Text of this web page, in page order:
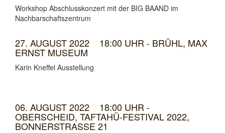
Workshop Abschlusskonzert mit der BIG BAAND im
Nachbarschaftszentrum
27. AUGUST 2022 18:00 UHR - BRÜHL, MAX
ERNST MUSEUM
Karin Kneffel Ausstellung
06. AUGUST 2022 18:00 UHR -
OBERSCHEID, TAFTAHÜ-FESTIVAL 2022,
BONNERSTRASSE 21